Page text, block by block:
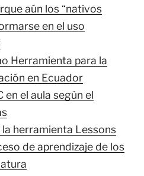
aún los “nativos
en el uso
Herramienta para la
en Ecuador
en el aula según el
herramienta Lessons
de aprendizaje de los